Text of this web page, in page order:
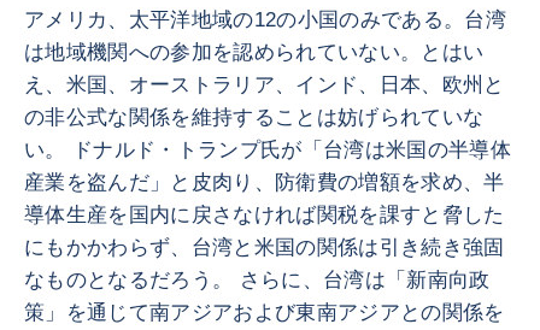
アメリカ、太平洋地域の12の小国のみである。台湾
は地域機関への参加を認められていない。とはい
え、米国、オーストラリア、インド、日本、欧州と
の非公式な関係を維持することは妨げられていな
い。 ドナルド・トランプ氏が「台湾は米国の半導体
産業を盗んだ」と皮肉り、防衛費の増額を求め、半
導体生産を国内に戻さなければ関税を課すと脅した
にもかかわらず、台湾と米国の関係は引き続き強固
なものとなるだろう。 さらに、台湾は「新南向政
策」を通じて南アジアおよび東南アジアとの関係を